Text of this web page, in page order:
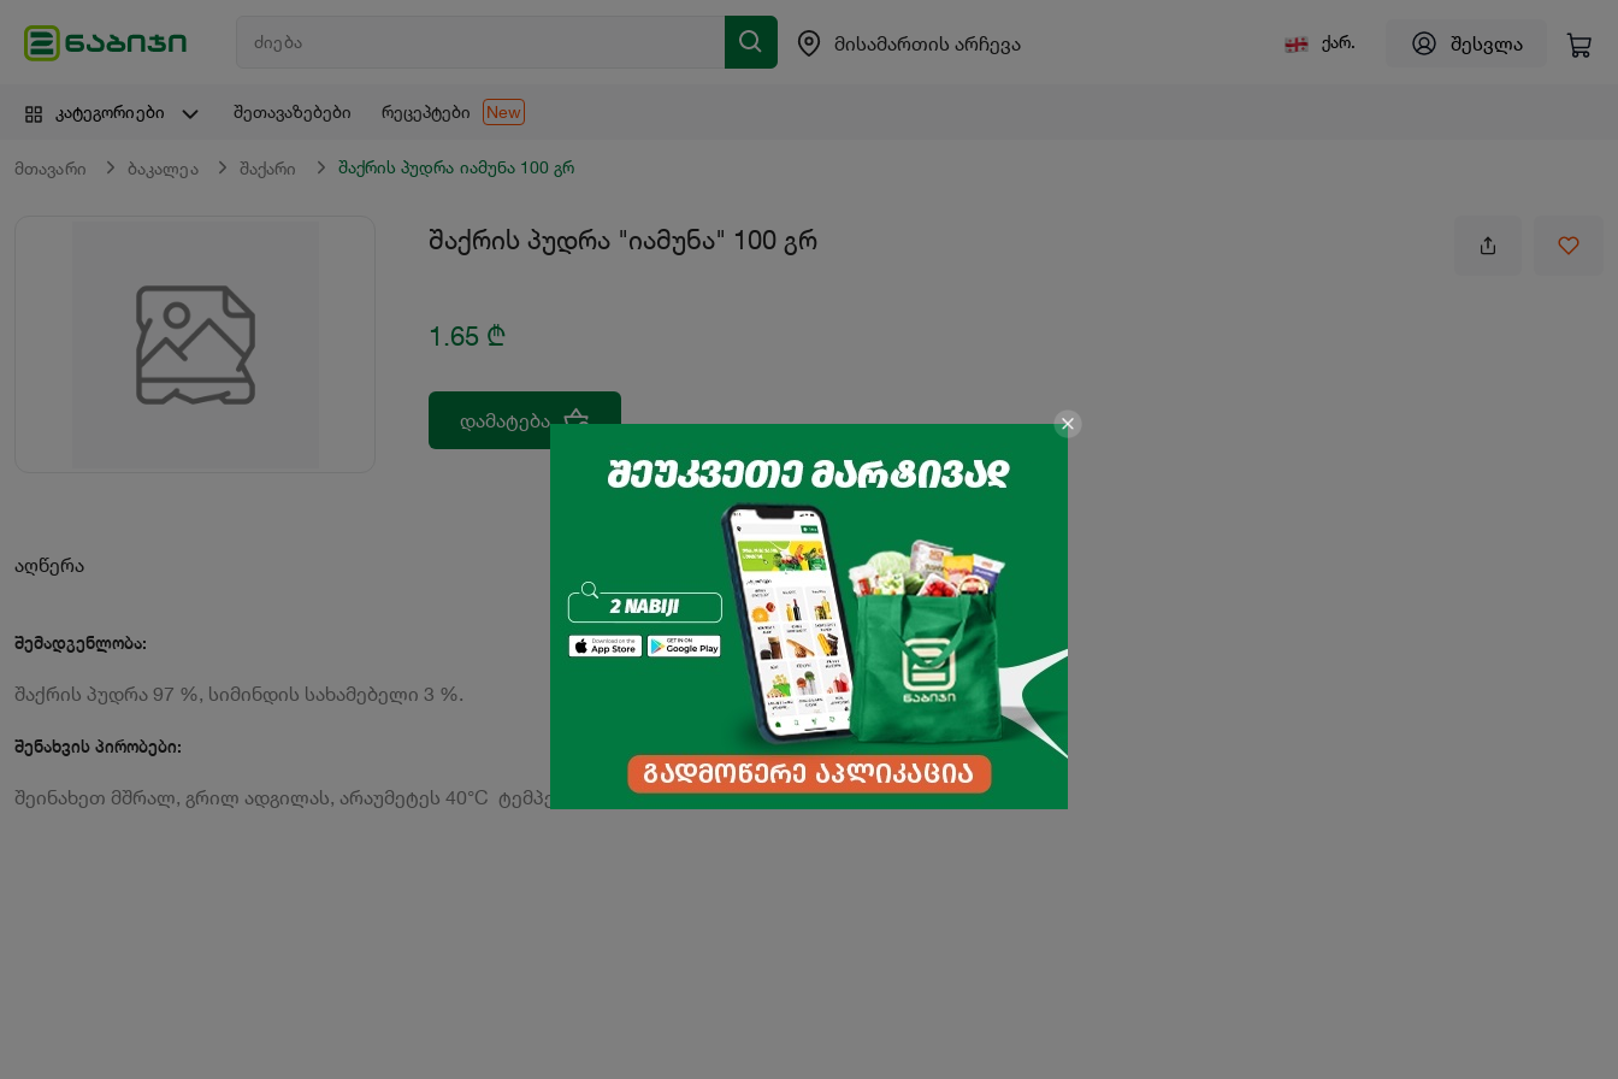
მისამართის არჩევა ქარ. შესვლა
კატეგორიები შეთავაზებები რეცეპტები New
მთავარი ბაკალეა შაქარი შაქრის პუდრა იამუნა 100 გრ
შაქრის პუდრა "იამუნა" 100 გრ
1.65 ₾
დამატება
აღწერა
შემადგენლობა:
შაქრის პუდრა 97 %, სიმინდის სახამებელი 3 %.
შენახვის პირობები:
შეინახეთ მშრალ, გრილ ადგილას, არაუმეტეს 40°C ტემპერატურაზე. ფარდობითი ტენიანობა არაუმეტეს 70%.